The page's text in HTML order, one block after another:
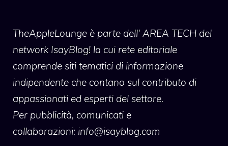
TheAppleLounge è parte dell' AREA TECH del
network IsayBlog! la cui rete editoriale
comprende siti tematici di informazione
indipendente che contano sul contributo di
appassionati ed esperti del settore.
Per pubblicità, comunicati e
collaborazioni: info@isayblog.com